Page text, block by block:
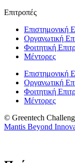
Επιτροπές
Επιστημονική
Οργανωτική
Φοιτητική
Μέντορες
Επιστημονική
Οργανωτική
Φοιτητική
Μέντορες
© Greentech
Mantis Beyond